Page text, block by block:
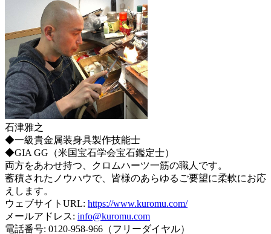
石津雅之
◆一級貴金属装身具製作技能士
◆GIA GG（米国宝石学会宝石鑑定士）
両方をあわせ持つ、クロムハーツ一筋の職人です。
蓄積されたノウハウで、皆様のあらゆるご要望に柔軟にお応
えします。
ウェブサイトURL: https://www.kuromu.com/
メールアドレス: info@kuromu.com
電話番号: 0120-958-966（フリーダイヤル）